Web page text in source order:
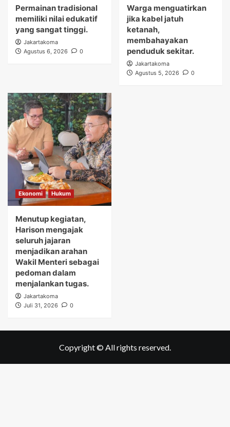
Permainan tradisional
memiliki nilai edukatif
yang sangat tinggi.
Jakartakoma
Agustus 6, 2026
0
Warga menguatirkan
jika kabel jatuh
ketanah,
membahayakan
penduduk sekitar.
Jakartakoma
Agustus 5, 2026
0
Ekonomi Hukum
Menutup kegiatan,
Harison mengajak
seluruh jajaran
menjadikan arahan
Wakil Menteri sebagai
pedoman dalam
menjalankan tugas.
Jakartakoma
Juli 31, 2026
0
Copyright © All rights reserved.